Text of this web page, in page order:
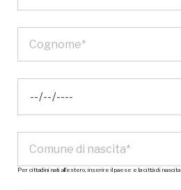
Per cittadini nati all’estero, inserire il paese e la città di nascita